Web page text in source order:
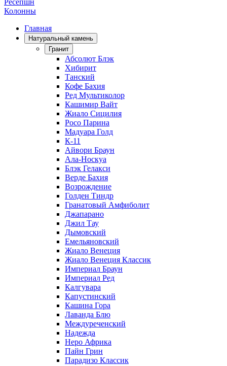
Ресепшн
Колонны
Главная
Натуральный камень
Гранит
Абсолют Блэк
Хибирит
Танский
Кофе Бахия
Ред Мультиколор
Кашимир Вайт
Жиало Сицилия
Росо Парина
Мадуара Голд
К-11
Айвори Браун
Ала-Носкуа
Блэк Гелакси
Верде Бахия
Возрождение
Голден Тиндр
Гранатовый Амфиболит
Джапарано
Джил Тау
Дымовский
Емельяновский
Жиало Венеция
Жиало Венеция Классик
Империал Браун
Империал Ред
Калгувара
Капустинский
Кашина Гора
Лаванда Блю
Междуреченский
Надежда
Неро Африка
Пайн Грин
Парадизо Классик